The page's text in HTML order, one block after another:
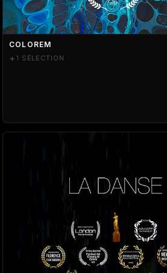
COLOREM
+ 1 SÉLECTION